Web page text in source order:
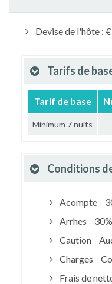
Devise de l'hôte :
Tarifs de
Tarif de base
Minimum 7 nuits
Conditions
Acompte
Arrhes
Caution
Charges
Frais de